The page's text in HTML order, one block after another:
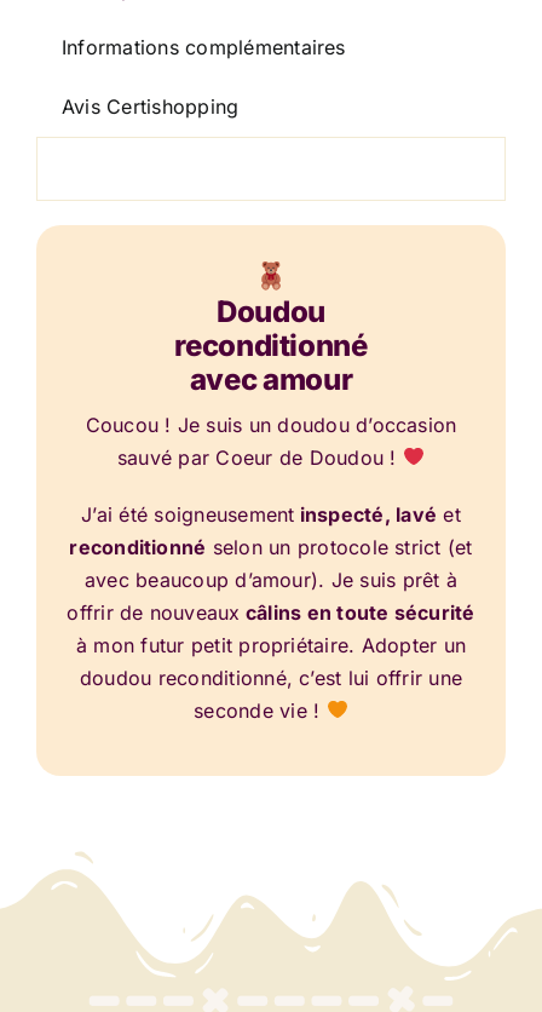
Informations complémentaires
Avis Certishopping
Doudou
reconditionné
avec amour
Coucou ! Je suis un doudou d’occasion
sauvé par Coeur de Doudou !
J’ai été soigneusement inspecté, lavé et
reconditionné selon un protocole strict (et
avec beaucoup d’amour). Je suis prêt à
offrir de nouveaux câlins en toute sécurité
à mon futur petit propriétaire. Adopter un
doudou reconditionné, c’est lui offrir une
seconde vie !